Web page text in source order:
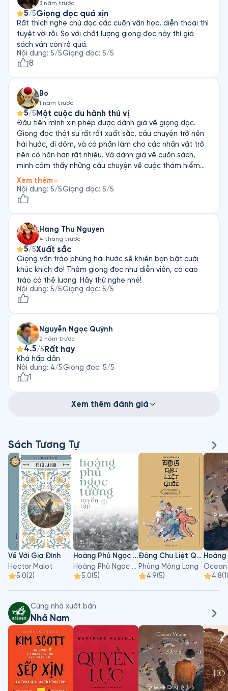
Dù có vài đoạn hơi lan man, cuốn này vẫn là một viên
ngọc hài hước. Chấm 4.5/5, đáng nghe và cực kỳ sảng
khoái!
3 năm trước
5/5Giọng đọc quá xịn
Rất thích nghe chú đọc các cuốn văn học, diễn thoại thì
tuyệt vời rồi. So với chất lượng giọng đọc này thì giá
sách vẫn còn rẻ quá.
Nội dung: 5/5Giọng đọc: 5/5
8
Bo
1 năm trước
5/5 Một cuộc du hành thú vị
Đâu tiên mình xin phép được đánh giá về giọng đọc.
Giọng đọc thật sự rất rất xuất sắc, câu chuyện trở nên
hài hước, dí dỏm, và có phần làm cho các nhân vật trở
nên có hồn hơn rất nhiều. Và đánh giá về cuốn sách,
mình cảm thấy những câu chuyện về cuộc thám hiểm
của 3 người và 1 chó này rất hóm hỉnh và hài hước. Giọng
văn của tác giả và người dịch đã rất vui rồi, nhưng có thể
là nhờ thêm chất giọng “truyền cảm” của người đọc
vui, đây sẽ là cuốn sách dành cho những ngày cho down
mood đấy. Xin cảm ơn Fonos và giọng đọc.
Xem thêm
Nội dung: 5/5Giọng đọc: 5/5
Hang Thu Nguyen
4 tháng trước
5/5Xuất sắc
Giọng văn trào phúng hài hước sẽ khiến bạn bật cười
khúc khích đó! Thêm giọng đọc như diễn viên, có cao
trào có thê lương. Hãy thử nghe nhé!
Nội dung: 5/5Giọng đọc: 5/5
Nguyễn Ngọc Quỳnh
2 năm trước
4.5/5 Rất hay
Khá hấp dẫn
Nội dung: 4/5Giọng đọc: 5/5
1
Xem thêm đánh giá
Sách Tương Tự
Về Với Gia Đình
Hector Malot
5.0(2)
Hoàng Phủ Ngọc Tường - Tập 1
Hoàng Phủ Ngọc Tường
5.0(5)
Đông Chu Liệt Quốc - Tập 3
Phùng Mộng Long
4.9(5)
Ocean
4.8(
Cùng nhà xuất bản
Nhã Nam